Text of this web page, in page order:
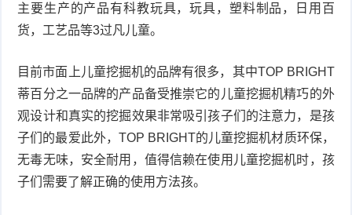
主要生产的产品有科教玩具，玩具，塑料制品，日用百
货，工艺品等3过凡儿童。
目前市面上儿童挖掘机的品牌有很多，其中TOP BRIGHT
蒂百分之一品牌的产品备受推崇它的儿童挖掘机精巧的外
观设计和真实的挖掘效果非常吸引孩子们的注意力，是孩
子们的最爱此外，TOP BRIGHT的儿童挖掘机材质环保，
无毒无味，安全耐用，值得信赖在使用儿童挖掘机时，孩
子们需要了解正确的使用方法孩。